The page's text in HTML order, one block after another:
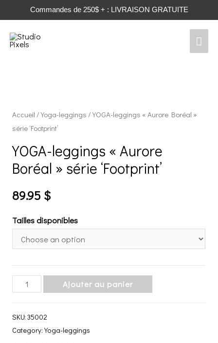
Commandes de 250$ + : LIVRAISON GRATUITE
Accueil /Yoga-leggings / YOGA-leggings « Aurore Boréal »
série ‘Footprint’
YOGA-leggings « Aurore
Boréal » série ‘Footprint’
89.95 $
Tailles disponibles
YOGA-
Boréal"
Ajouter au panier
SKU:35002
Category:Yoga-leggings